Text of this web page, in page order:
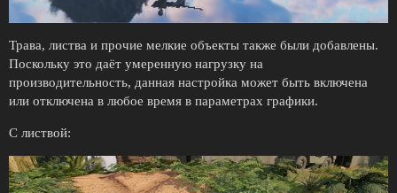
Трава, листва и прочие мелкие объекты также были добавлены.
Поскольку это даёт умеренную нагрузку на
производительность, данная настройка может быть включена
или отключена в любое время в параметрах графики.
С листвой: